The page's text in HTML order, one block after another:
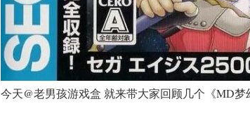
今天@老男孩游戏盒 就来带大家回顾几个《MD梦